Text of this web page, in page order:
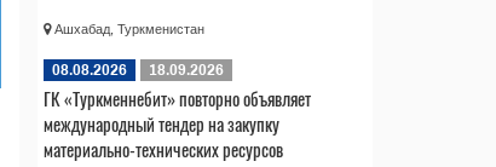
Ашхабад, Туркменистан
08.08.2026 18.09.2026
ГК «Туркменнебит» повторно объявляет
международный тендер на закупку
материально-технических ресурсов